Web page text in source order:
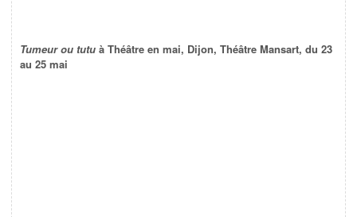
Tumeur ou tutu à Théâtre en mai, Dijon, Théâtre Mansart, du 23
au 25 mai